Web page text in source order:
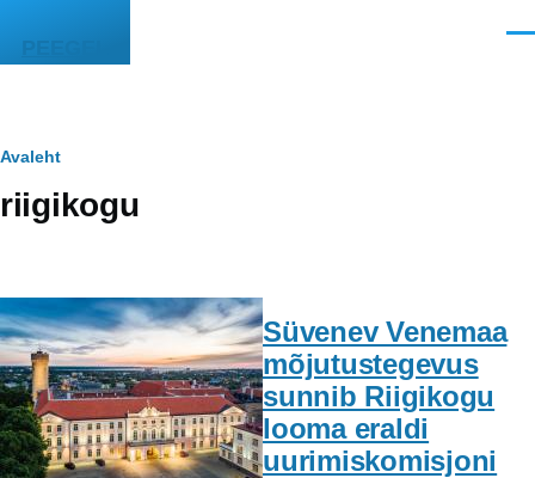
PEEGEL
Leivapuru
Avaleht
riigikogu
Süvenev Venemaa
mõjutustegevus
sunnib Riigikogu
looma eraldi
uurimiskomisjoni